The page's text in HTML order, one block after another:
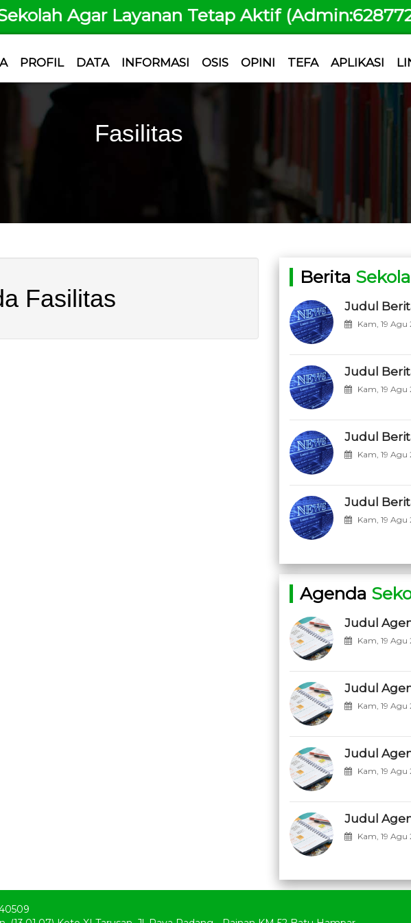
Agar Layanan Tetap Aktif
PROFIL DATA INFORMASI OSIS OPINI TEFA APLIKASI
Fasilitas
Fasilitas
Berita
Judul
Kam, 19 Agu
Judul
Kam, 19 Agu
Judul
Kam, 19 Agu
Judul
Kam, 19 Agu
Agenda
Judul
Kam, 19 Agu
Judul
Kam, 19 Agu
Judul
Kam, 19 Agu
Judul
Kam, 19 Agu